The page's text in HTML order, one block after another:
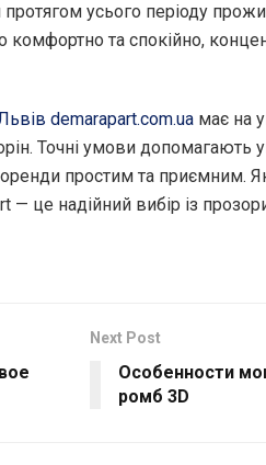
усього періоду
комфортно та спокійно,
demarapart.com.ua має на
Точні умови допомагають
простим та приємним.
— це надійний вибір із
Next Post
Особенности
ромб 3D